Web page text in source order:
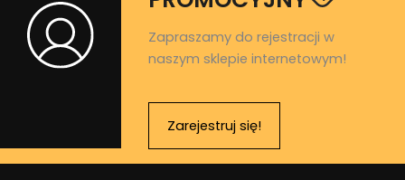
Zapraszamy do rejestracji w
naszym sklepie internetowym!
Zarejestruj się!